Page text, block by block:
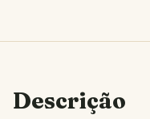
Descrição